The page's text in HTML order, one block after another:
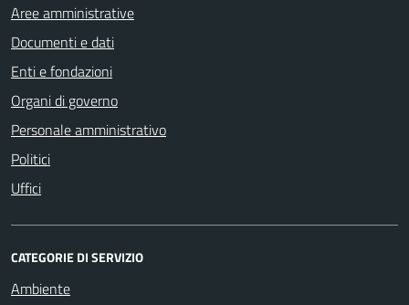
Aree amministrative
Documenti e dati
Enti e fondazioni
Organi di governo
Personale amministrativo
Politici
Uffici
CATEGORIE DI SERVIZIO
Ambiente